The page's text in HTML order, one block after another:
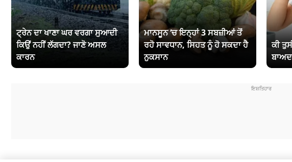
ਟ੍ਰੇਨ ਦਾ ਖਾਣਾ ਘਰ ਵਰਗਾ ਸੁਆਦੀ
ਕਿਉਂ ਨਹੀਂ ਲੱਗਦਾ? ਜਾਣੋ ਅਸਲ
ਕਾਰਨ
ਮਾਨਸੂਨ ‘ਚ ਇਨ੍ਹਾਂ 3 ਸਬਜ਼ੀਆਂ ਤੋਂ
ਰਹੋ ਸਾਵਧਾਨ, ਸਿਹਤ ਨੂੰ ਹੋ ਸਕਦਾ ਹੈ
ਨੁਕਸਾਨ
ਕੀ
ਬਾਅਦ